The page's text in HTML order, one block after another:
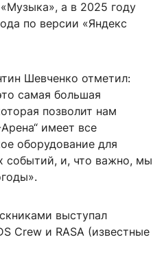
а в 2025 году
по версии «Яндекс
Шевченко отметил:
самая большая
позволит нам
имеет все
оборудование для
событий, и, что важно, мы
выступал
Crew и RASA (известные